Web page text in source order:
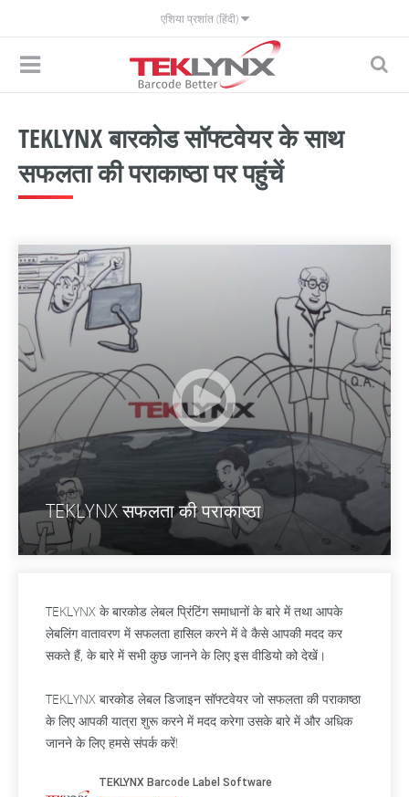
एशिया प्रशांत (हिंदी)
TEKLYNX बारकोड सॉफ्टवेयर के साथ
सफलता की पराकाष्ठा पर पहुंचें
TEKLYNX सफलता की पराकाष्ठा
TEKLYNX के बारकोड लेबल प्रिंटिंग समाधानों के बारे में तथा आपके
लेबलिंग वातावरण में सफलता हासिल करने में वे कैसे आपकी मदद कर
सकते हैं, के बारे में सभी कुछ जानने के लिए इस वीडियो को देखें।
TEKLYNX बारकोड लेबल डिजाइन सॉफ्टवेयर जो सफलता की पराकाष्ठा
के लिए आपकी यात्रा शुरू करने में मदद करेगा उसके बारे में और अधिक
जानने के लिए हमसे संपर्क करें!